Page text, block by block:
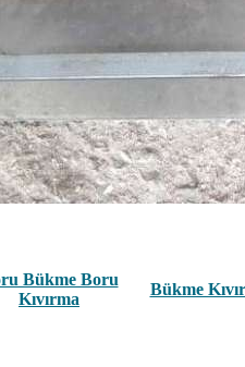
Bükme Boru
Kıvırma
Bükme